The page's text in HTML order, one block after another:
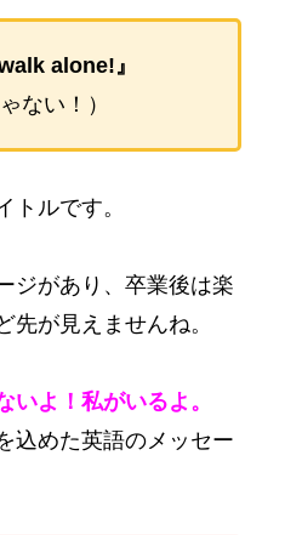
alone!』
ない！）
トルです。
ジがあり、卒業後は楽
先が見えませんね。
いよ！私がいるよ。
込めた英語のメッセー